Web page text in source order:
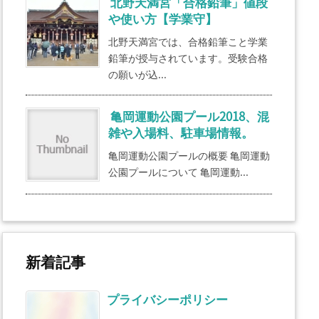
や使い方【学業守】
北野天満宮では、合格鉛筆こと学業
鉛筆が授与されています。受験合格
の願いが込...
亀岡運動公園プール2018、混
雑や入場料、駐車場情報。
亀岡運動公園プールの概要 亀岡運動
公園プールについて 亀岡運動...
新着記事
プライバシーポリシー